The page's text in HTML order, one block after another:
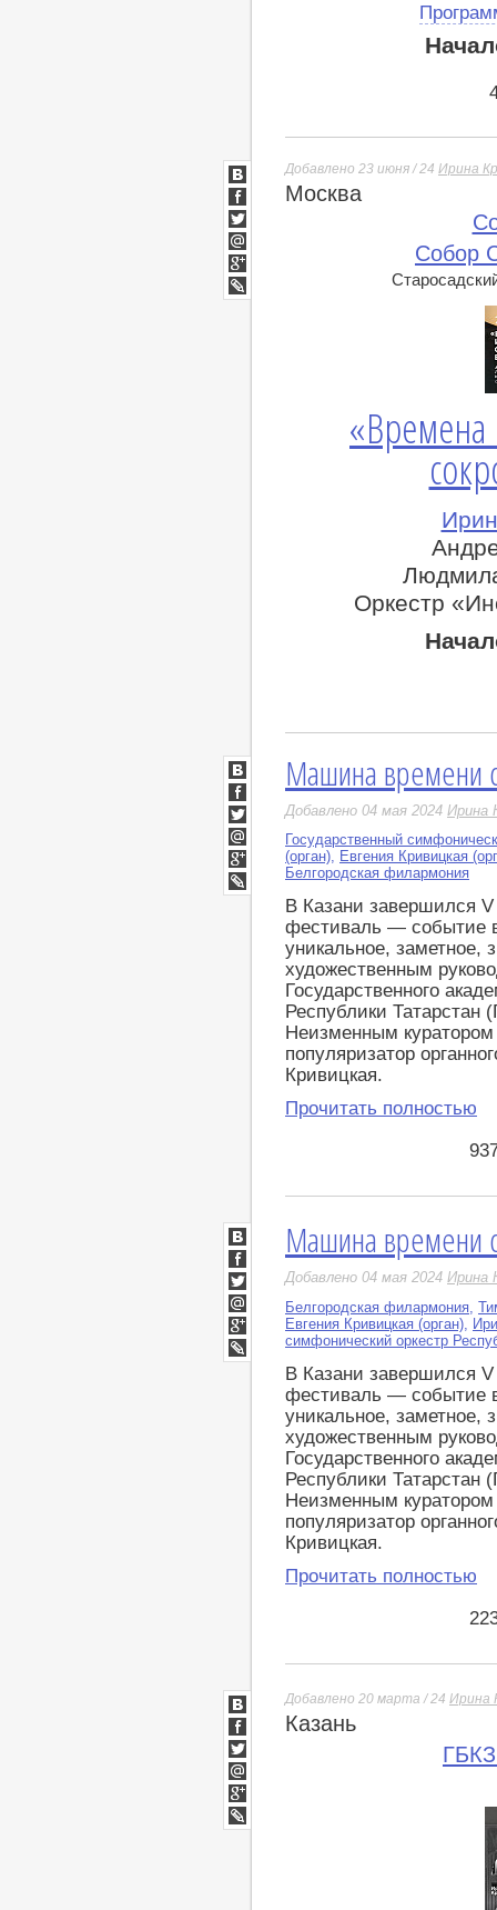
Добавлено 23 июня / 24 Ирина
Москва
Собор
«Времена
Оркестр
ВКонтакте
Facebook
Twitter
Мой
Мир
Google+
lj
Машина времени
Добавлено 04 мая 2024 Ирина
Государственный
(орган), Евгения Кривицкая
Белгородская филармония
В Казани завершился
фестиваль — событие
уникальное, заметное,
художественным
Государственного
Республики
Неизменным
популяризатор
Кривицкая.
Прочитать полностью
ВКонтакте
Facebook
Twitter
Мой
Мир
Google+
LiveJournal
Машина времени
Добавлено 04 мая 2024 Ирина
Белгородская филармония
Евгения Кривицкая (орган)
симфонический оркестр
В Казани завершился
фестиваль — событие
уникальное, заметное,
художественным
Государственного
Республики
Неизменным
популяризатор
Кривицкая.
Прочитать полностью
ВКонтакте
Facebook
Twitter
Мой
Мир
Google+
LiveJournal
Добавлено 20 марта / 24 Ирина
Казань
ВКонтакте
Facebook
Twitter
Мой
Мир
Google+
lj